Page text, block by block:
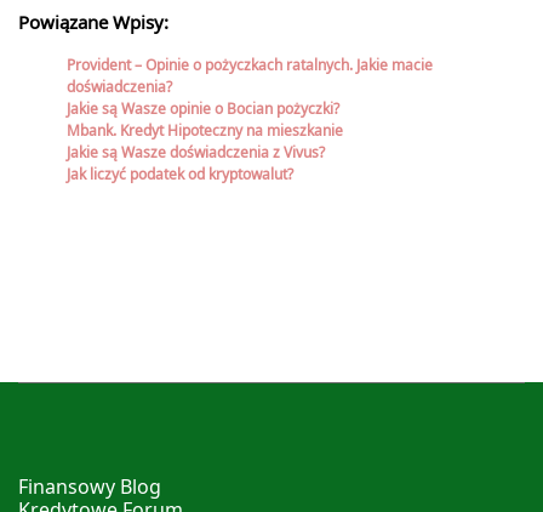
Powiązane Wpisy:
Provident – Opinie o pożyczkach ratalnych. Jakie macie
doświadczenia?
Jakie są Wasze opinie o Bocian pożyczki?
Mbank. Kredyt Hipoteczny na mieszkanie
Jakie są Wasze doświadczenia z Vivus?
Jak liczyć podatek od kryptowalut?
Finansowy Blog